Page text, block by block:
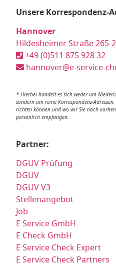
Unsere Korrespondenz-
Hannover
Hildesheimer Straße 265-
+49 (0)511 875 928 32
hannover@e-service-
* Hierbei handelt es sich weder um
sondern um reine Korrespondenz-
richten können und wo wir Sie nach
persönlich empfangen.
Partner:
DGUV Prüfung
DGUV
DGUV V3
Stellenangebot
Job
E Service GmbH
E Check GmbH
E Service Check Expert
E Service Check Partners